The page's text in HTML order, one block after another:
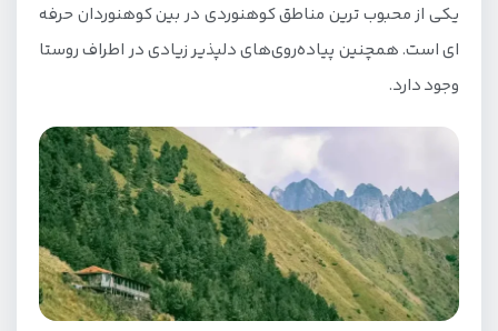
یکی از محبوب ترین مناطق کوهنوردی در بین کوهنوردان حرفه
ای است. همچنین پیاده‌روی‌های دلپذیر زیادی در اطراف روستا
وجود دارد.